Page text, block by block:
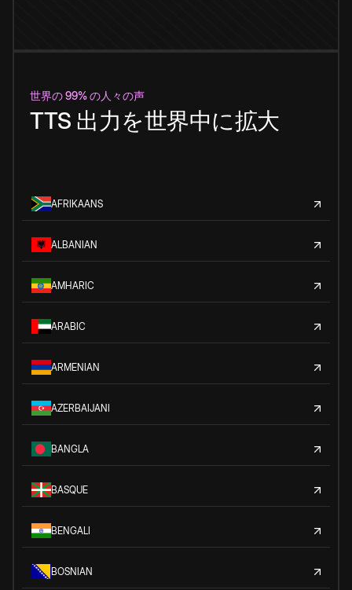
世界の 99% の人々の声
TTS 出力を世界中に拡大
AFRIKAANS
ALBANIAN
AMHARIC
ARABIC
ARMENIAN
AZERBAIJANI
BANGLA
BASQUE
BENGALI
BOSNIAN